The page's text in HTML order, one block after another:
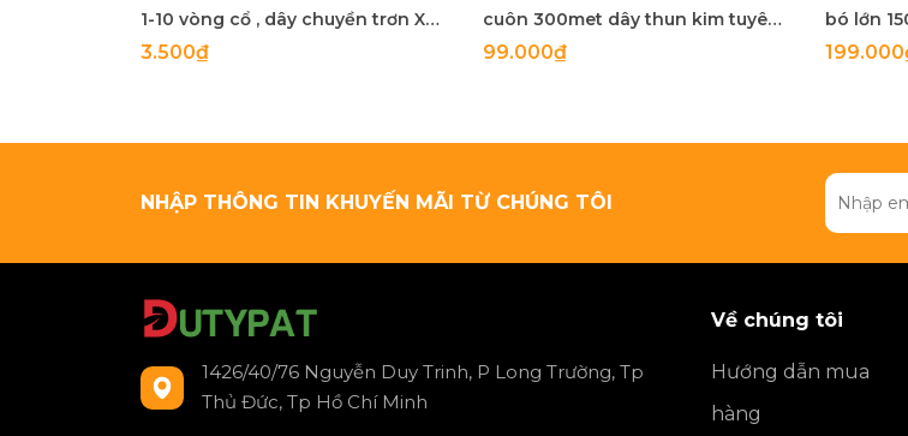
1-10 vòng cổ , dây chuyền trơn Xoắn Nhật
3.500₫
cuôn 300met dây thun kim tuyên co giãn size 0,8mm
99.000₫
NHẬP THÔNG TIN KHUYẾN MÃI TỪ CHÚNG TÔI
1426/40/76 Nguyễn Duy Trinh, P Long Trường, Tp
Thủ Đức, Tp Hồ Chí Minh
Về chúng tôi
Hướng dẫn mua
hàng